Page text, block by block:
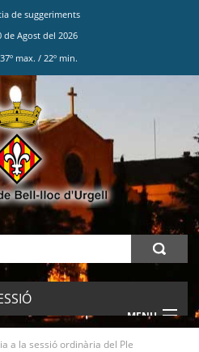
de suggeriments
de Agost del 2026
37º max./ 22º min.
MENU
a la sessió ordinària del Ple